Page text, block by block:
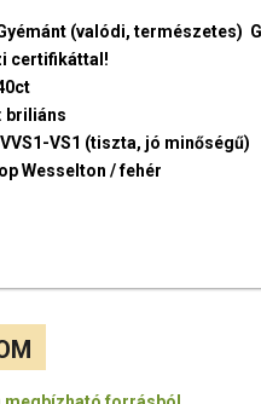
(valódi, természetes)
certifikáttal!
briliáns
VS1 (tiszta, jó minőségű)
Wesselton / fehér